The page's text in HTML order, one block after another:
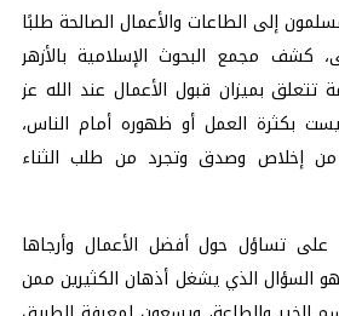
إلى الطاعات والأعمال الصالحة طلبًا
كشف مجمع البحوث الإسلامية بالأزهر
بميزان قبول الأعمال عند الله عز
بكثرة العمل أو ظهوره أمام الناس،
من إخلاص وصدق وتجرد من طلب الثناء
على تساؤل حول أفضل الأعمال وأرجاها
السؤال الذي يشغل أذهان الكثيرين ممن